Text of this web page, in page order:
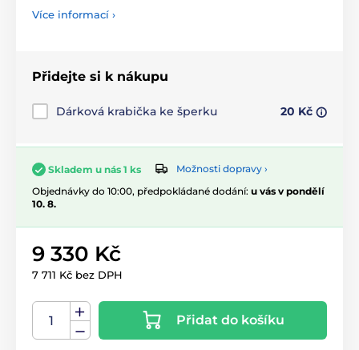
Více informací ›
Přidejte si k nákupu
Dárková krabička ke šperku 20 Kč
Skladem u nás 1 ks
Možnosti dopravy ›
Objednávky do 10:00, předpokládané dodání: u vás v pondělí
10. 8.
9 330 Kč
7 711 Kč bez DPH
Přidat do košíku